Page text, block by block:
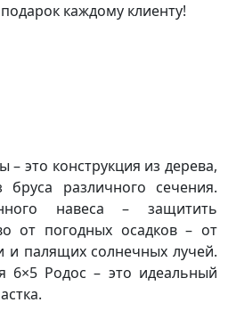
каждому клиенту!
это конструкция из дерева,
бруса различного сечения.
навеса – защитить
от погодных осадков – от
и палящих солнечных лучей.
6×5 Родос – это идеальный